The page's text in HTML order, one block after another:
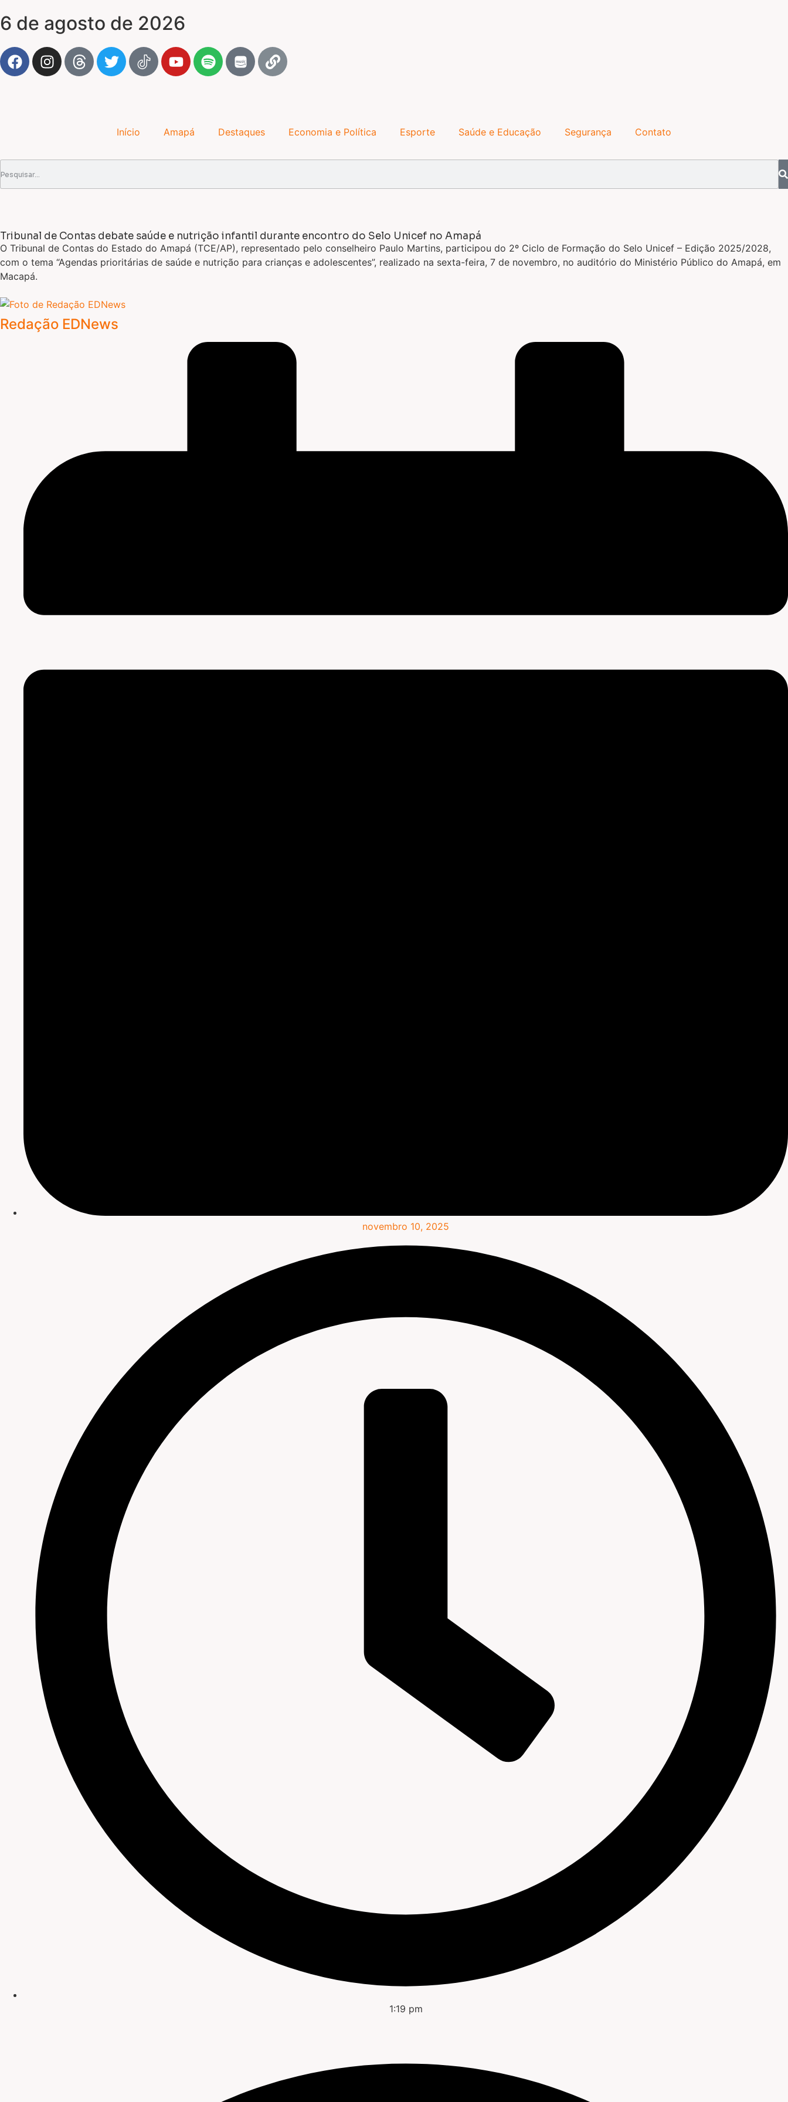
6 de agosto de 2026
Início Amapá Destaques Economia e Política Esporte Saúde e Educação Segurança Contato
Tribunal de Contas debate saúde e nutrição infantil durante encontro do Selo Unicef no Amapá
O Tribunal de Contas do Estado do Amapá (TCE/AP), representado pelo conselheiro Paulo Martins, participou do 2º Ciclo de Formação do Selo Unicef – Edição 2025/2028,
com o tema “Agendas prioritárias de saúde e nutrição para crianças e adolescentes”, realizado na sexta-feira, 7 de novembro, no auditório do Ministério Público do Amapá, em
Macapá.
Redação EDNews
novembro 10, 2025
1:19 pm